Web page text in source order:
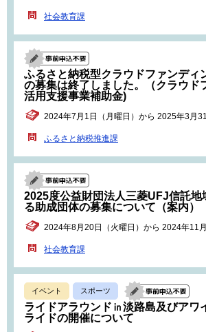
社会教育課
ふるさと納税型クラウドファンディ
の募集は終了しました。（クラウド
活用支援事業補助金)
2024年7月1日（月曜日）から 2025年3月31
ふるさと納税推進課
2025度公益財団法人三菱UFJ信託地
る助成団体の募集について（案内）
2024年8月20日（火曜日）から 2024年11
社会教育課
イベント スポーツ
ライドアラウンド㏌淡路島及びアワ
ライドの開催について